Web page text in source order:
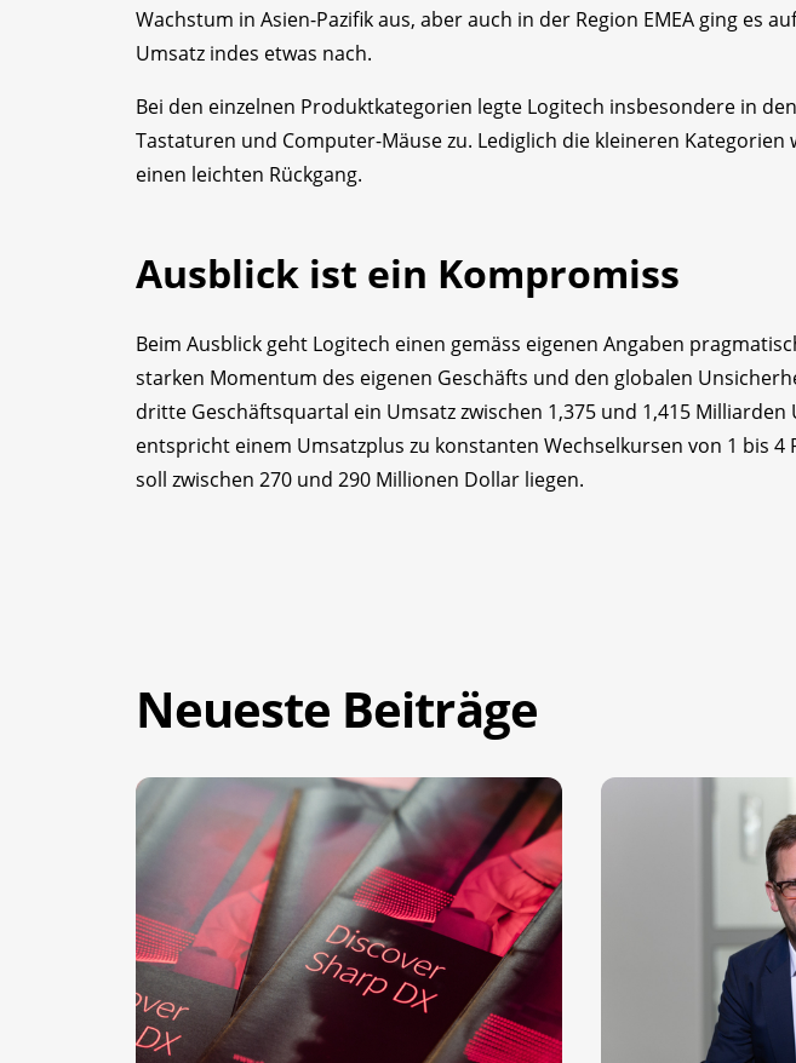
Wachstum in Asien-Pazifik aus, aber auch in der Region EMEA ging es
Umsatz indes etwas nach.
Bei den einzelnen Produktkategorien legte Logitech insbesondere in
Tastaturen und Computer-Mäuse zu. Lediglich die kleineren Kategorien
einen leichten Rückgang.
Ausblick ist ein Kompromiss
Beim Ausblick geht Logitech einen gemäss eigenen Angaben
starken Momentum des eigenen Geschäfts und den globalen
dritte Geschäftsquartal ein Umsatz zwischen 1,375 und 1,415 Milliarden
entspricht einem Umsatzplus zu konstanten Wechselkursen von 1 bis 4
soll zwischen 270 und 290 Millionen Dollar liegen.
Neueste Beiträge